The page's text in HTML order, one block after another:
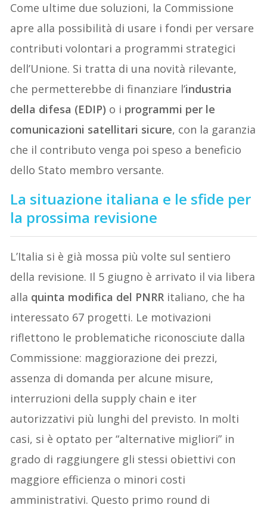
Come ultime due soluzioni, la Commissione
apre alla possibilità di usare i fondi per versare
contributi volontari a programmi strategici
dell’Unione. Si tratta di una novità rilevante,
che permetterebbe di finanziare l’industria
della difesa (EDIP) o i programmi per le
comunicazioni satellitari sicure, con la garanzia
che il contributo venga poi speso a beneficio
dello Stato membro versante.
La situazione italiana e le sfide per
la prossima revisione
L’Italia si è già mossa più volte sul sentiero
della revisione. Il 5 giugno è arrivato il via libera
alla quinta modifica del PNRR italiano, che ha
interessato 67 progetti. Le motivazioni
riflettono le problematiche riconosciute dalla
Commissione: maggiorazione dei prezzi,
assenza di domanda per alcune misure,
interruzioni della supply chain e iter
autorizzativi più lunghi del previsto. In molti
casi, si è optato per “alternative migliori” in
grado di raggiungere gli stessi obiettivi con
maggiore efficienza o minori costi
amministrativi. Questo primo round di